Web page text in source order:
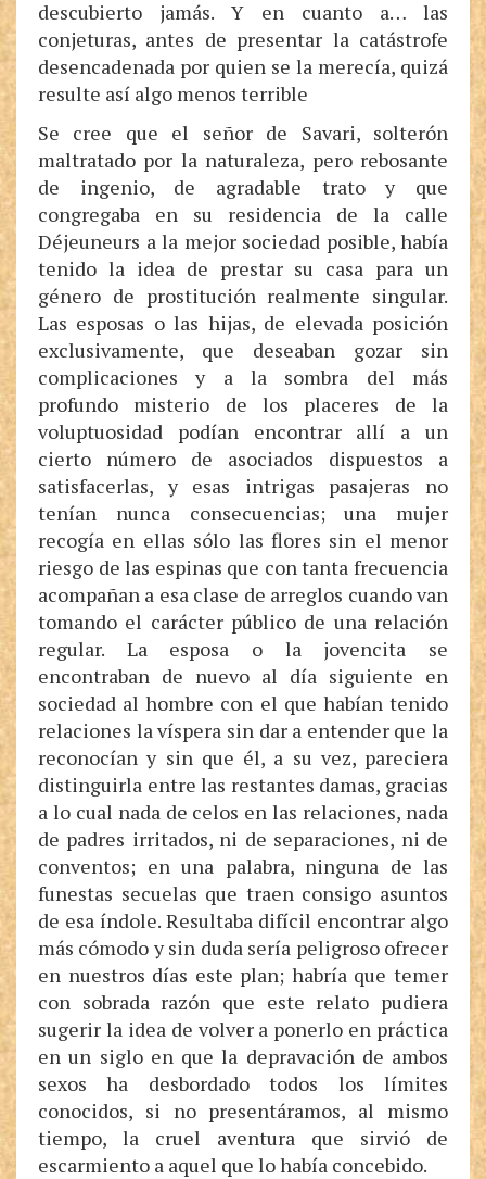
descubierto jamás. Y en cuanto a… las
conjeturas, antes de presentar la catástrofe
desencadenada por quien se la merecía, quizá
resulte así algo menos terrible
Se cree que el señor de Savari, solterón
maltratado por la naturaleza, pero rebosante
de ingenio, de agradable trato y que
congregaba en su residencia de la calle
Déjeuneurs a la mejor sociedad posible, había
tenido la idea de prestar su casa para un
género de prostitución realmente singular.
Las esposas o las hijas, de elevada posición
exclusivamente, que deseaban gozar sin
complicaciones y a la sombra del más
profundo misterio de los placeres de la
voluptuosidad podían encontrar allí a un
cierto número de asociados dispuestos a
satisfacerlas, y esas intrigas pasajeras no
tenían nunca consecuencias; una mujer
recogía en ellas sólo las flores sin el menor
riesgo de las espinas que con tanta frecuencia
acompañan a esa clase de arreglos cuando van
tomando el carácter público de una relación
regular. La esposa o la jovencita se
encontraban de nuevo al día siguiente en
sociedad al hombre con el que habían tenido
relaciones la víspera sin dar a entender que la
reconocían y sin que él, a su vez, pareciera
distinguirla entre las restantes damas, gracias
a lo cual nada de celos en las relaciones, nada
de padres irritados, ni de separaciones, ni de
conventos; en una palabra, ninguna de las
funestas secuelas que traen consigo asuntos
de esa índole. Resultaba difícil encontrar algo
más cómodo y sin duda sería peligroso ofrecer
en nuestros días este plan; habría que temer
con sobrada razón que este relato pudiera
sugerir la idea de volver a ponerlo en práctica
en un siglo en que la depravación de ambos
sexos ha desbordado todos los límites
conocidos, si no presentáramos, al mismo
tiempo, la cruel aventura que sirvió de
escarmiento a aquel que lo había concebido.